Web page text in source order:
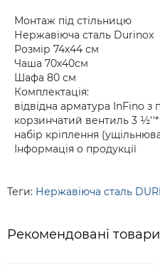
Монтаж під стільницю
Нержавіюча сталь Durinox
Розмір 74х44 см
Чаша 70х40см
Шафа 80 см
Комплектація:
відвідна арматура InFino
корзинчатий вентиль 3 ½''*
набір кріплення
Інформація о продукції
Теги: Нержавіюча сталь
Рекомендовані товари